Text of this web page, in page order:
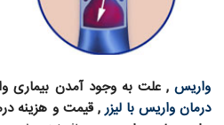
واریس , علت به وجود آمدن بیماری
درمان واریس با لیزر, قیمت و هزینه